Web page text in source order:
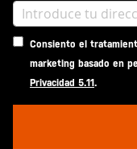
Consiento el
marketing basado en
Privacidad 5.11.